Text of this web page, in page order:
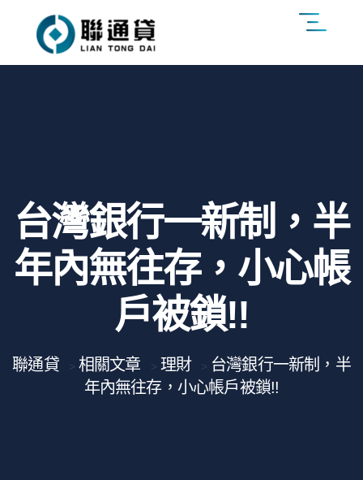
台灣銀行一新制，半
年內無往存，小心帳
戶被鎖!!
聯通貸 > 相關文章 > 理財 > 台灣銀行一新制，半
年內無往存，小心帳戶被鎖!!